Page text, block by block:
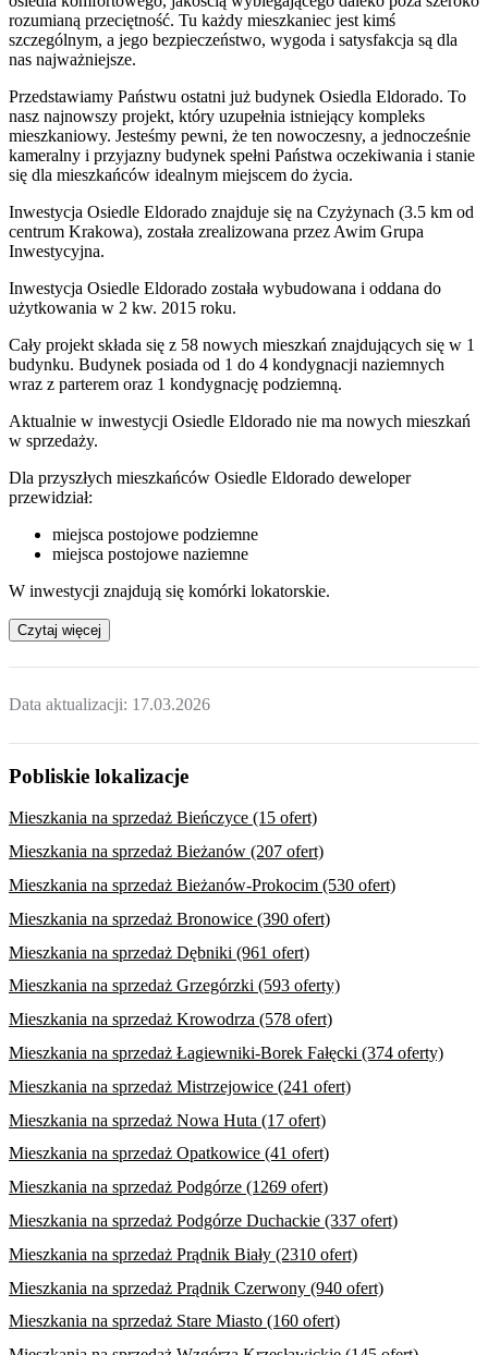
rozumianą przeciętność. Tu każdy mieszkaniec jest kimś
szczególnym, a jego bezpieczeństwo, wygoda i satysfakcja są dla
nas najważniejsze.
Przedstawiamy Państwu ostatni już budynek Osiedla Eldorado. To
nasz najnowszy projekt, który uzupełnia istniejący kompleks
mieszkaniowy. Jesteśmy pewni, że ten nowoczesny, a jednocześnie
kameralny i przyjazny budynek spełni Państwa oczekiwania i stanie
się dla mieszkańców idealnym miejscem do życia.
Inwestycja Osiedle Eldorado znajduje się na Czyżynach (3.5 km od
centrum Krakowa), została zrealizowana przez Awim Grupa
Inwestycyjna.
Inwestycja Osiedle Eldorado została wybudowana i oddana do
użytkowania w 2 kw. 2015 roku.
Cały projekt składa się z 58 nowych mieszkań znajdujących się w 1
budynku. Budynek posiada od 1 do 4 kondygnacji naziemnych
wraz z parterem oraz 1 kondygnację podziemną.
Aktualnie w inwestycji Osiedle Eldorado nie ma nowych mieszkań
w sprzedaży.
Dla przyszłych mieszkańców Osiedle Eldorado deweloper
przewidział:
miejsca postojowe podziemne
miejsca postojowe naziemne
W inwestycji znajdują się komórki lokatorskie.
Czytaj więcej
Data aktualizacji: 17.03.2026
Pobliskie lokalizacje
Mieszkania na sprzedaż Bieńczyce (15 ofert)
Mieszkania na sprzedaż Bieżanów (207 ofert)
Mieszkania na sprzedaż Bieżanów-Prokocim (530 ofert)
Mieszkania na sprzedaż Bronowice (390 ofert)
Mieszkania na sprzedaż Dębniki (961 ofert)
Mieszkania na sprzedaż Grzegórzki (593 oferty)
Mieszkania na sprzedaż Krowodrza (578 ofert)
Mieszkania na sprzedaż Łagiewniki-Borek Fałęcki (374 oferty)
Mieszkania na sprzedaż Mistrzejowice (241 ofert)
Mieszkania na sprzedaż Nowa Huta (17 ofert)
Mieszkania na sprzedaż Opatkowice (41 ofert)
Mieszkania na sprzedaż Podgórze (1269 ofert)
Mieszkania na sprzedaż Podgórze Duchackie (337 ofert)
Mieszkania na sprzedaż Prądnik Biały (2310 ofert)
Mieszkania na sprzedaż Prądnik Czerwony (940 ofert)
Mieszkania na sprzedaż Stare Miasto (160 ofert)